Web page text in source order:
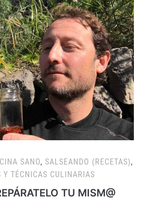
SANO, SALSEANDO (RECETAS),
Y TÉCNICAS CULINARIAS
TU MISM@